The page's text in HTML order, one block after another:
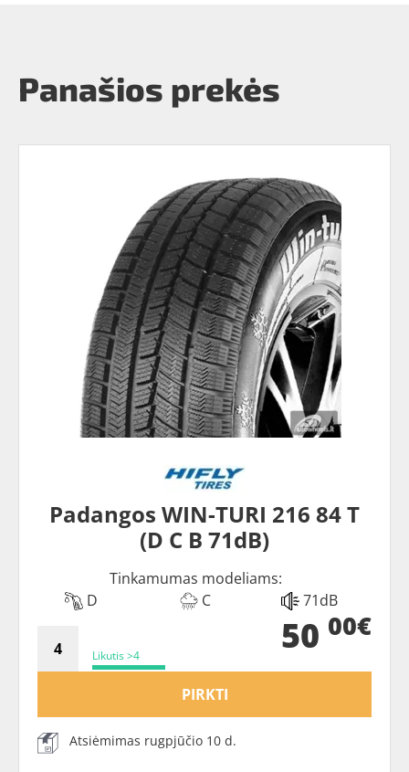
Panašios prekės
Padangos WIN-TURI 216 84 T
(D C B 71dB)
Tinkamumas modeliams:
D
C 71dB
Likutis >4 50 00€
PIRKTI
Atsiėmimas rugpjūčio 10 d.